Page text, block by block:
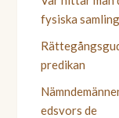
fysiska
predikan
edsvors de